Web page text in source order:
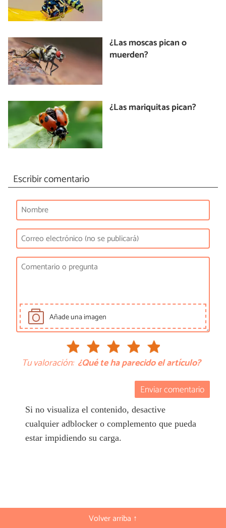
¿Las moscas pican o
muerden?
¿Las mariquitas pican?
Escribir comentario
Añade una imagen
Tu valoración: ¿Qué te ha parecido el artículo?
Enviar comentario
Si no visualiza el contenido, desactive
cualquier adblocker o complemento que pueda
estar impidiendo su carga.
Volver arriba ↑